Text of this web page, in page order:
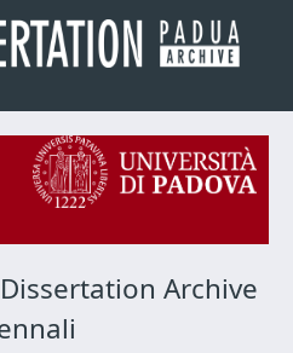
Archive